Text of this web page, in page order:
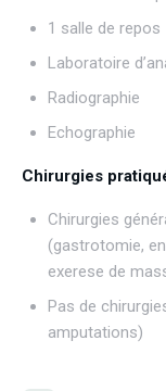
1 salle de repos
Laboratoire
Radiographie
Echographie
Chirurgies
Chirurgies
(gastrotomie,
exerese de
Pas de
amputations)